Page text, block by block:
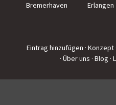
Bremerhaven
Erlangen
Eintrag hinzufügen · Konzept
· Über uns · Blog ·